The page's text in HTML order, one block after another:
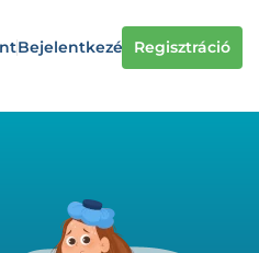
Bejelentkezés Regisztráció